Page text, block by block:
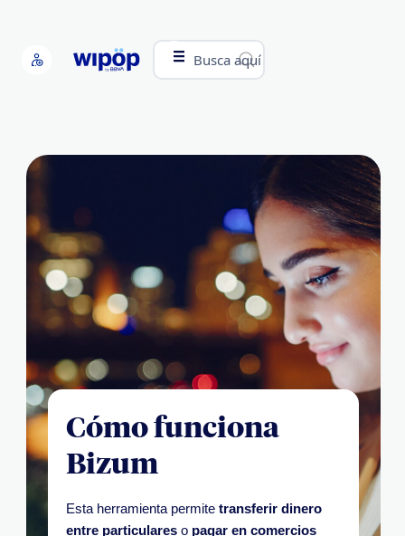
Busca aquí
Cómo funciona
Bizum
Esta herramienta permite transferir dinero
entre particulares o pagar en comercios